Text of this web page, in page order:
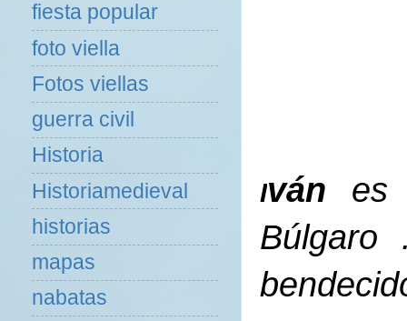
Iván es
fiesta popular
foto viella
Fotos viellas
guerra civil
Historia
Historiamedieval
historias
mapas
nabatas